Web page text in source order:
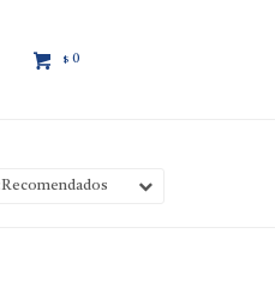
$ 0
Recomendados